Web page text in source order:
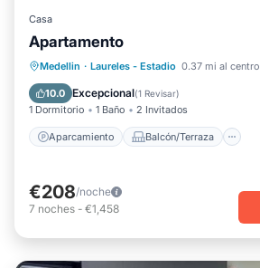
Casa
Apartamento
Medellin · Laureles - Estadio 0.37 mi al centro
10.0 Excepcional(1 Revisar)
1 Dormitorio 1 Baño 2 Invitados
Aparcamiento Balcón/Terraza
Aparcamiento
Balcón/Terraza
Cocina
Internet
€208/noche
7 noches - €1,458